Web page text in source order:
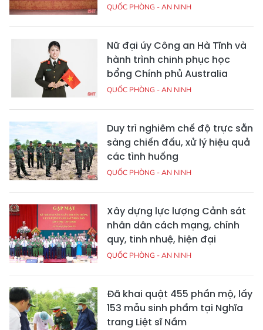
QUỐC PHÒNG - AN NINH
Nữ đại úy Công an Hà Tĩnh và
hành trình chinh phục học
bổng Chính phủ Australia
QUỐC PHÒNG - AN NINH
Duy trì nghiêm chế độ trực sẵn
sàng chiến đấu, xử lý hiệu quả
các tình huống
QUỐC PHÒNG - AN NINH
Xây dựng lực lượng Cảnh sát
nhân dân cách mạng, chính
quy, tinh nhuệ, hiện đại
QUỐC PHÒNG - AN NINH
Đã khai quật 455 phần mộ, lấy
153 mẫu sinh phẩm tại Nghĩa
trang Liệt sĩ Nầm